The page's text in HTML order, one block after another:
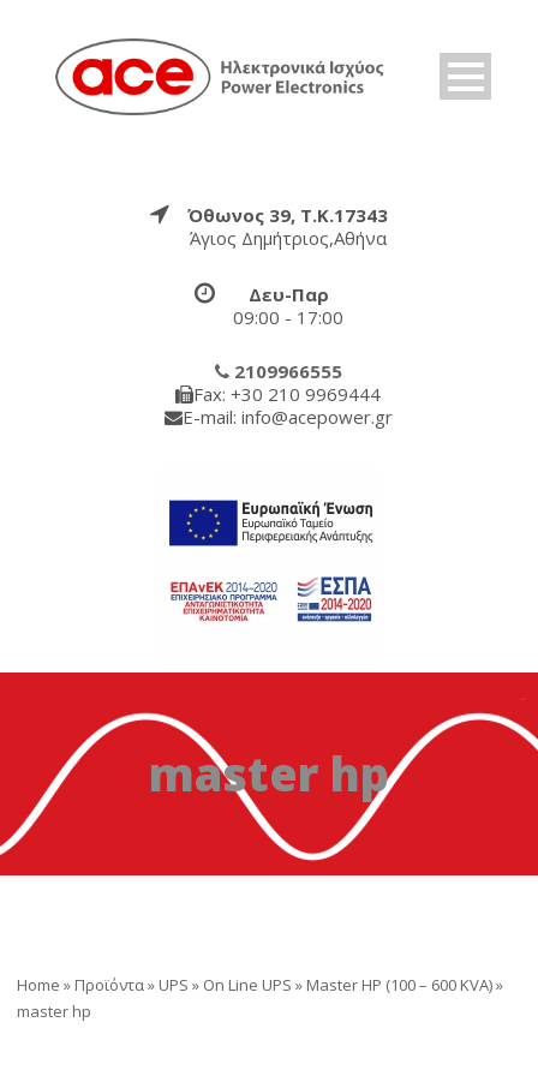
Όθωνος 39, Τ.Κ.17343
Άγιος Δημήτριος,Αθήνα
Δευ-Παρ
09:00 - 17:00
2109966555
Fax: +30 210 9969444
E-mail: info@acepower.gr
master hp
Home » Προϊόντα» UPS » On Line UPS » Master HP (100 – 600 ΚVA)»
master hp